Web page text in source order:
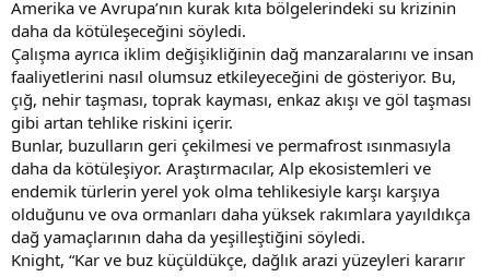
Amerika ve Avrupa’nın kurak kıta bölgelerindeki su krizinin
daha da kötüleşeceğini söyledi.
Çalışma ayrıca iklim değişikliğinin dağ manzaralarını ve insan
faaliyetlerini nasıl olumsuz etkileyeceğini de gösteriyor. Bu,
çığ, nehir taşması, toprak kayması, enkaz akışı ve göl taşması
gibi artan tehlike riskini içerir.
Bunlar, buzulların geri çekilmesi ve permafrost ısınmasıyla
daha da kötüleşiyor. Araştırmacılar, Alp ekosistemleri ve
endemik türlerin yerel yok olma tehlikesiyle karşı karşıya
olduğunu ve ova ormanları daha yüksek rakımlara yayıldıkça
dağ yamaçlarının daha da yeşilleştiğini söyledi.
Knight, “Kar ve buz küçüldükçe, dağlık arazi yüzeyleri kararır